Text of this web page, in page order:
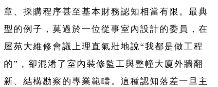
章、採購程序甚至基本財務認知相當有限。最典
型的例子，莫過於一位從事室內設計的委員，在
屋苑大維修會議上理直氣壯地說“我都是做工程
的”，卻混淆了室內裝修監工與整幢大廈外牆翻
新、結構勘察的專業範疇。這種認知落差一旦主